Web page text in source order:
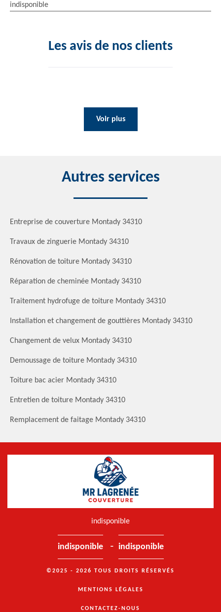
indisponible
Les avis de nos clients
Voir plus
Autres services
Entreprise de couverture Montady 34310
Travaux de zinguerie Montady 34310
Rénovation de toiture Montady 34310
Réparation de cheminée Montady 34310
Traitement hydrofuge de toiture Montady 34310
Installation et changement de gouttières Montady 34310
Changement de velux Montady 34310
Demoussage de toiture Montady 34310
Toiture bac acier Montady 34310
Entretien de toiture Montady 34310
Remplacement de faitage Montady 34310
indisponible
indisponible - indisponible
©2025 - 2026 TOUS DROITS RÉSERVÉS
MENTIONS LÉGALES
CONTACTEZ-NOUS